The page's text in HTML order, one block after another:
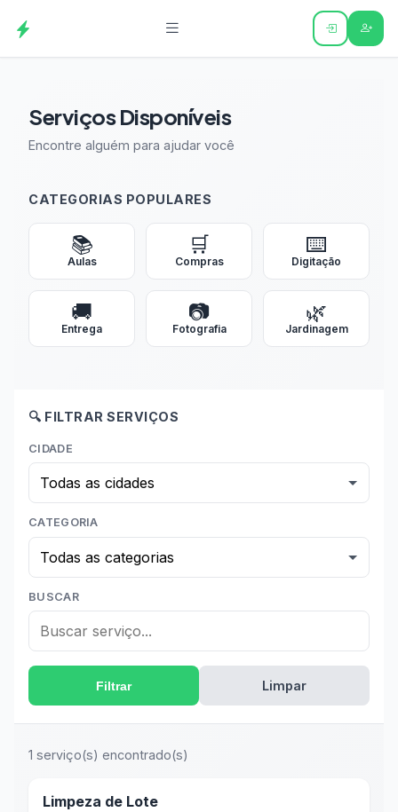
Serviços Disponíveis
Encontre alguém para ajudar você
CATEGORIAS POPULARES
📚
Aulas
🛒
Compras
⌨️
Digitação
🚚
Entrega
📷
Fotografia
🌿
Jardinagem
🔍 FILTRAR SERVIÇOS
CIDADE
CATEGORIA
BUSCAR
Filtrar Limpar
1 serviço(s) encontrado(s)
Limpeza de Lote